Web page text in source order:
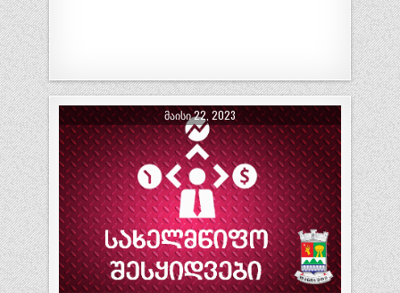
ᲛᲐᲘᲡᲘ 22, 2023